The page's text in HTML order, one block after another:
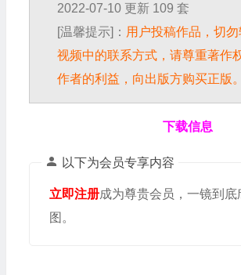
2022-07-10 更新 109 套
[温馨提示]： 用户投稿作品，切
视频中的联系方式，请尊重著作
作者的利益，向出版方购买正版。
下载信息
以下为会员专享内容
立即注册成为尊贵会员，一镜到底
图。